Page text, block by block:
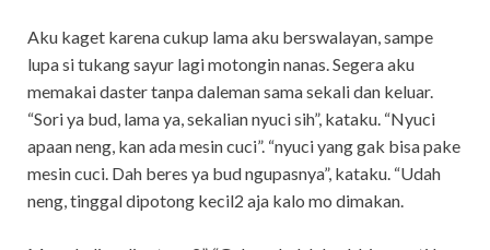
Aku kaget karena cukup lama aku berswalayan, sampe
lupa si tukang sayur lagi motongin nanas. Segera aku
memakai daster tanpa daleman sama sekali dan keluar.
“Sori ya bud, lama ya, sekalian nyuci sih”, kataku. “Nyuci
apaan neng, kan ada mesin cuci”. “nyuci yang gak bisa pake
mesin cuci. Dah beres ya bud ngupasnya”, kataku. “Udah
neng, tinggal dipotong kecil2 aja kalo mo dimakan.